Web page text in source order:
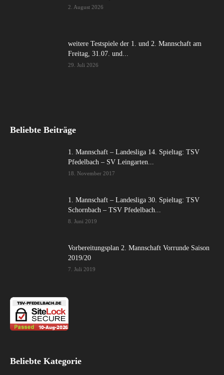
2. August 2026
weitere Testspiele der 1. und 2. Mannschaft am
Freitag, 31.07. und...
29. Juli 2026
Beliebte Beiträge
1. Mannschaft – Landesliga 14. Spieltag: TSV
Pfedelbach – SV Leingarten...
18. November 2017
1. Mannschaft – Landesliga 30. Spieltag: TSV
Schornbach – TSV Pfedelbach...
8. Juni 2019
Vorbereitungsplan 2. Mannschaft Vorrunde Saison
2019/20
7. Juli 2019
Beliebte Kategorie